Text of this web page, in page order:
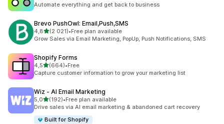
Automate everything and get back to business
Brevo PushOwl: Email,Push,SMS
4,8z 5 hvězd
(2 021)
Celkový počet recenzí: 2021
•Free plan available
Grow Sales via Email Marketing, PopUp, Push Notifications, SMS
Shopify Forms
4,5z 5 hvězd
(664)
Celkový počet recenzí: 664
•Free
Capture customer information to grow your marketing list
Wiz ‑ AI Email Marketing
5,0z 5 hvězd
(192)
Celkový počet recenzí: 192
•Free plan available
Drive sales via AI email marketing & abandoned cart recovery
Built for Shopify